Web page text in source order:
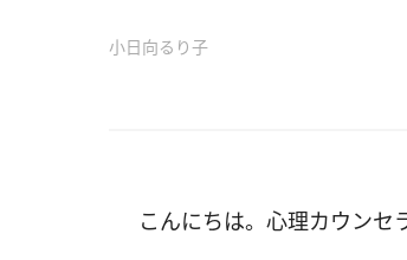
小日向るり子
こんにちは。心理カウンセ